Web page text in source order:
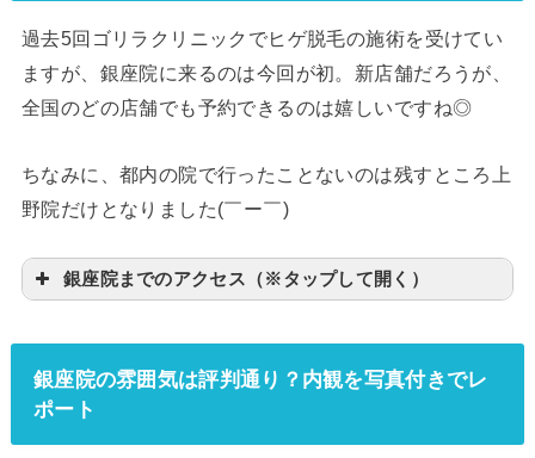
過去5回ゴリラクリニックでヒゲ脱毛の施術を受けてい
ますが、銀座院に来るのは今回が初。新店舗だろうが、
全国のどの店舗でも予約できるのは嬉しいですね◎
ちなみに、都内の院で行ったことないのは残すところ上
野院だけとなりました(￣ー￣)
銀座院までのアクセス（※タップして開く）
銀座院の雰囲気は評判通り？内観を写真付きでレ
ポート